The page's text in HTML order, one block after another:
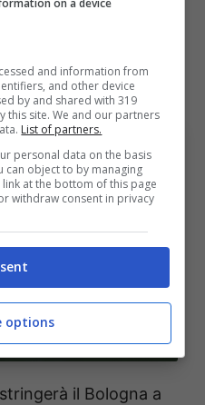
e un
spinge
che spinge
il Bologna a
and information from
and other device
by and shared with 319
this site. We and our partners
List of partners.
personal data on the basis
can object to by managing
at the bottom of this page
withdraw consent in privacy
options